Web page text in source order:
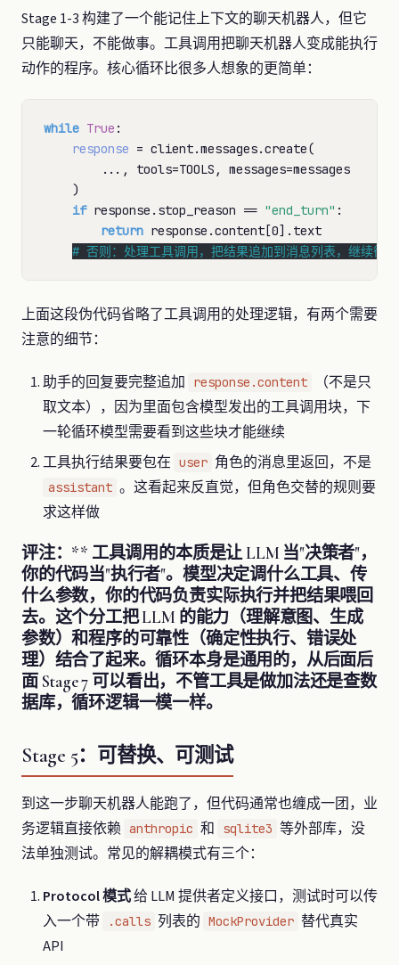
Stage 1-3 构建了一个能记住上下文的聊天机器人，但它
只能聊天，不能做事。工具调用把聊天机器人变成能执行
动作的程序。核心循环比很多人想象的更简单：
while True :
response = client.messages.create(
        ..., tools
=TOOLS, messages=messages
    )
if response.stop_reason == "end_turn" :
return response.content[0].text
# 否则：处理工具调用，把结果追加到消息列表，继续循环
上面这段伪代码省略了工具调用的处理逻辑，有两个需要
注意的细节：
助手的回复要完整追加 response.content
（不是只
取文本），因为里面包含模型发出的工具调用块，下
一轮循环模型需要看到这些块才能继续
工具执行结果要包在 user 角色的消息里返回，不是
assistant 。这看起来反直觉，但角色交替的规则要
求这样做
评注：** 工具调用的本质是让 LLM 当"决策者"，
你的代码当"执行者"。模型决定调什么工具、传
什么参数，你的代码负责实际执行并把结果喂回
去。这个分工把 LLM 的能力（理解意图、生成
参数）和程序的可靠性（确定性执行、错误处
理）结合了起来。循环本身是通用的，从后面后
面 Stage 7 可以看出，不管工具是做加法还是查数
据库，循环逻辑一模一样。
Stage 5：可替换、可测试
到这一步聊天机器人能跑了，但代码通常也缠成一团，业
务逻辑直接依赖 anthropic 和 sqlite3 等外部库，没
法单独测试。常见的解耦模式有三个：
Protocol 模式给 LLM 提供者定义接口，测试时可以传
入一个带
.calls 列表的 MockProvider 替代真实
API